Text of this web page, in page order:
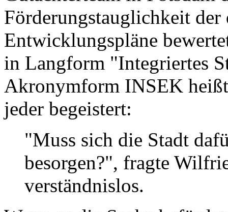
Förderungstauglichkeit der
Entwicklungspläne
in Langform "Integriertes
Akronymform INSEK
jeder begeistert:
"Muss sich die Stadt
besorgen?", fragte
verständnislos.